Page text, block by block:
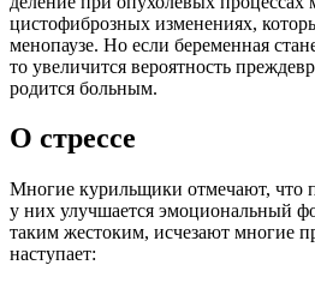
цистофиброзных изменениях,
менопаузе. Но если беременная
то увеличится вероятность
родится больным.
О стрессе
Многие курильщики отмечают, что
у них улучшается эмоциональный
таким жестоким, исчезают многие
наступает: